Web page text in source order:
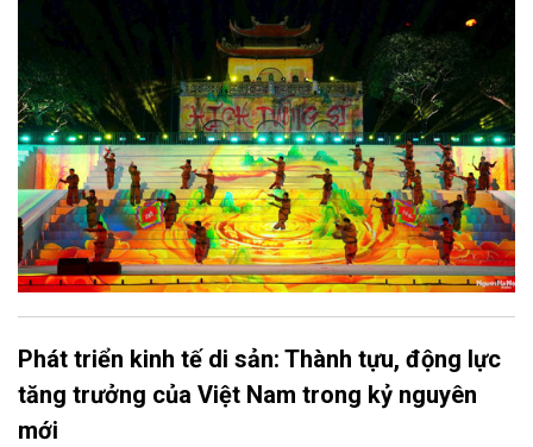
hóa - thể thao mang tầm quốc tế, góp phần tôn vinh truyền
thống thượng võ dân tộc, quảng bá hình ảnh Hà Nội và thúc đẩy
giao lưu văn hóa, thể thao với bạn bè thế giới.
Phát triển kinh tế di sản: Thành tựu, động lực
tăng trưởng của Việt Nam trong kỷ nguyên
mới